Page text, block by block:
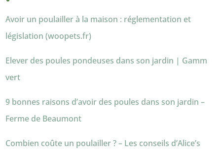
Avoir un poulailler à la maison : réglementation et
législation (woopets.fr)
Elever des poules pondeuses dans son jardin | Gamm
vert
9 bonnes raisons d’avoir des poules dans son jardin –
Ferme de Beaumont
Combien coûte un poulailler ? – Les conseils d’Alice’s